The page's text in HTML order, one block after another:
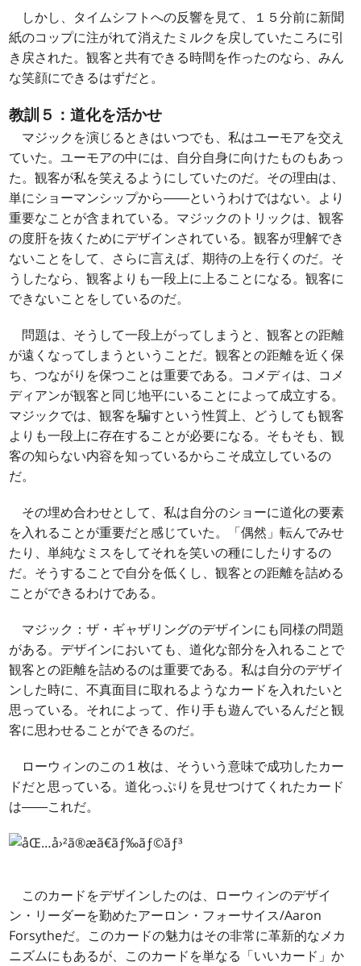
しかし、タイムシフトへの反響を見て、１５分前に新聞
紙のコップに注がれて消えたミルクを戻していたころに引
き戻された。観客と共有できる時間を作ったのなら、みん
な笑顔にできるはずだと。
教訓５：道化を活かせ
マジックを演じるときはいつでも、私はユーモアを交え
ていた。ユーモアの中には、自分自身に向けたものもあっ
た。観客が私を笑えるようにしていたのだ。その理由は、
単にショーマンシップから――というわけではない。より
重要なことが含まれている。マジックのトリックは、観客
の度肝を抜くためにデザインされている。観客が理解でき
ないことをして、さらに言えば、期待の上を行くのだ。そ
うしたなら、観客よりも一段上に上ることになる。観客に
できないことをしているのだ。
問題は、そうして一段上がってしまうと、観客との距離
が遠くなってしまうということだ。観客との距離を近く保
ち、つながりを保つことは重要である。コメディは、コメ
ディアンが観客と同じ地平にいることによって成立する。
マジックでは、観客を騙すという性質上、どうしても観客
よりも一段上に存在することが必要になる。そもそも、観
客の知らない内容を知っているからこそ成立しているの
だ。
その埋め合わせとして、私は自分のショーに道化の要素
を入れることが重要だと感じていた。「偶然」転んでみせ
たり、単純なミスをしてそれを笑いの種にしたりするの
だ。そうすることで自分を低くし、観客との距離を詰める
ことができるわけである。
マジック：ザ・ギャザリングのデザインにも同様の問題
がある。デザインにおいても、道化な部分を入れることで
観客との距離を詰めるのは重要である。私は自分のデザイ
ンした時に、不真面目に取れるようなカードを入れたいと
思っている。それによって、作り手も遊んでいるんだと観
客に思わせることができるのだ。
ローウィンのこの１枚は、そういう意味で成功したカー
ドだと思っている。道化っぷりを見せつけてくれたカード
は――これだ。
このカードをデザインしたのは、ローウィンのデザイ
ン・リーダーを勤めたアーロン・フォーサイス/Aaron
Forsytheだ。このカードの魅力はその非常に革新的なメカ
ニズムにもあるが、このカードを単なる「いいカード」か